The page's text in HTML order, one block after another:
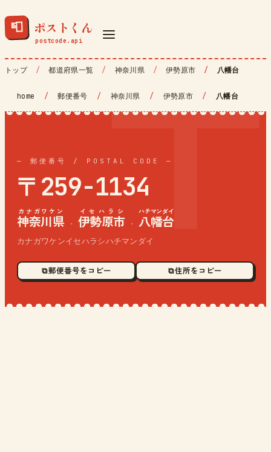
📮 ポストくん
トップ 都道府県一覧 神奈川県 伊勢原市 八幡台
home / 郵便番号 / 神奈川県 / 伊勢原市 / 八幡台
— 郵便番号 / POSTAL CODE —
〒259-1134
神奈川県
カナガワケン
· 伊勢原市
イセハラシ
· 八幡台
ハチマンダイ
カナガワケンイセハラシハチマンダイ
⧉ 郵便番号をコピー ⧉ 住所をコピー